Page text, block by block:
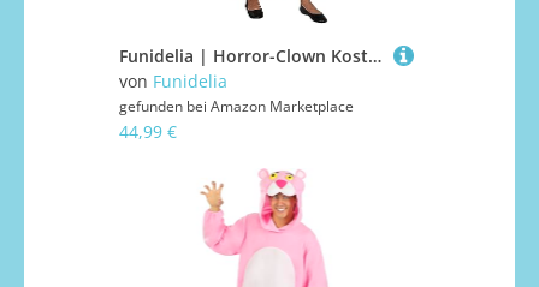
Funidelia | Horror-Clown Kostüm Deluxe für Mädchen Clowns, Killer Clown, Halloween, Horror - Kostüm für Kinder & Verkleidung für Partys, Karneval & Halloween - Größe 10-12 Jahre - Granatfarben
von Funidelia
gefunden bei Amazon Marketplace
44,99 €